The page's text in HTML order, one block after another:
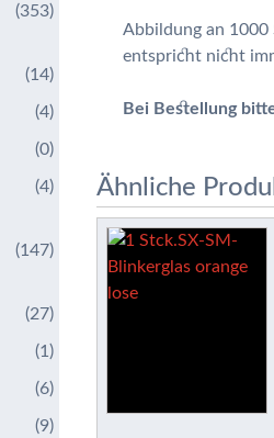
Abbildung an 1000
entspricht nicht
Bei Bestellung
Ähnliche
(353)
(14)
(4)
(0)
(4)
(147)
(27)
(1)
(6)
(9)